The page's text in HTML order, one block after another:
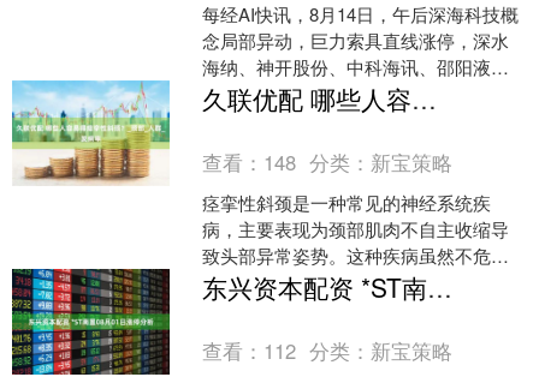
每经AI快讯，8月14日，午后深海科技概
念局部异动，巨力索具直线涨停，深水
海纳、神开股份、中科海讯、邵阳液
压、亚星锚链等快速冲高。....久联优配 哪些人容易得痉挛性斜颈？_颈部_人群_发病率
查看： 148 分类： 新宝策略
痉挛性斜颈是一种常见的神经系统疾
病，主要表现为颈部肌肉不自主收缩导
致头部异常姿势。这种疾病虽然不危及
生命，但会严重影响患者的生活质量。
那么，哪些人群更容易患上痉....
东兴资本配资 *ST南置08月01日涨停分析
查看： 112 分类： 新宝策略